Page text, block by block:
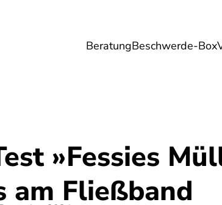
BeratungBeschwerde-Box
Umwelt Gesundheit
»Fessies
am Fließband